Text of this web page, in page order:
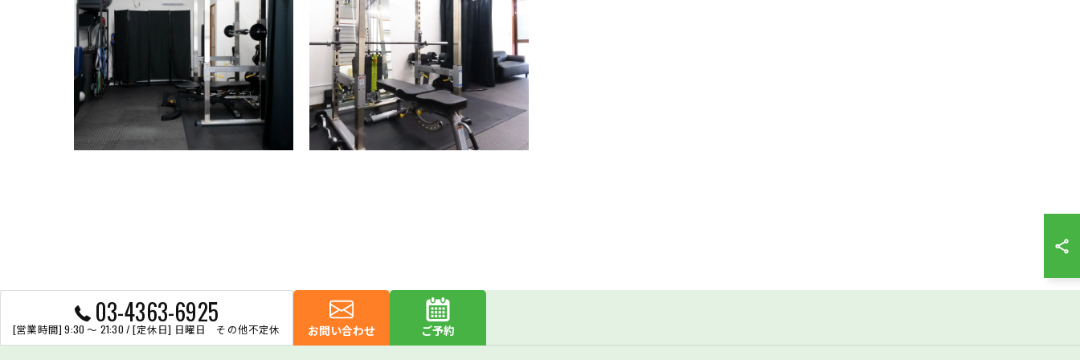
03-4363-6925
[営業時間] 9:30 〜 21:30 / [定休日] 日曜日 その他不定休 お問い合わせ ご予約